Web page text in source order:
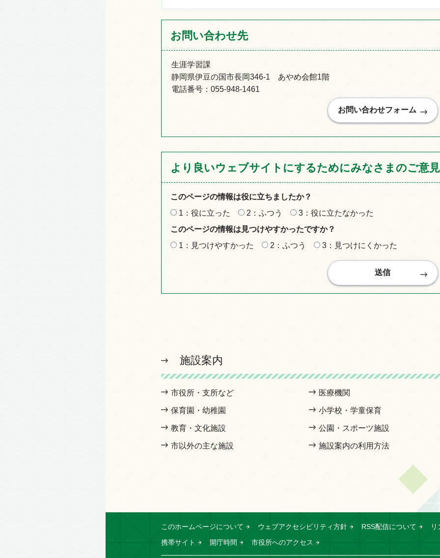
お問い合わせ先
生涯学習課
静岡県伊豆の国市長岡346-1 あやめ会館1階
電話番号：055-948-1461
より良いウェブサイトにするためにみなさまのご意
このページの情報は役に立ちましたか？
1：役に立った
2：ふつう
3：役に立たなかった
このページの情報は見つけやすかったですか？
1：見つけやすかった
2：ふつう 3：見つけにくかった
施設案内
市役所・支所など 医療機関
保育園・幼稚園 小学校・学童保育
教育・文化施設 公園・スポーツ施設
市以外の主な施設 施設案内の利用方法
このホームページについて ウェブアクセシビリティ方針 RSS配信について
リ
携帯サイト
開庁時間 市役所へのアクセス